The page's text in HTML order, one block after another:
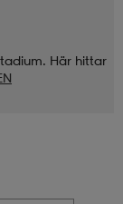
Här hittar